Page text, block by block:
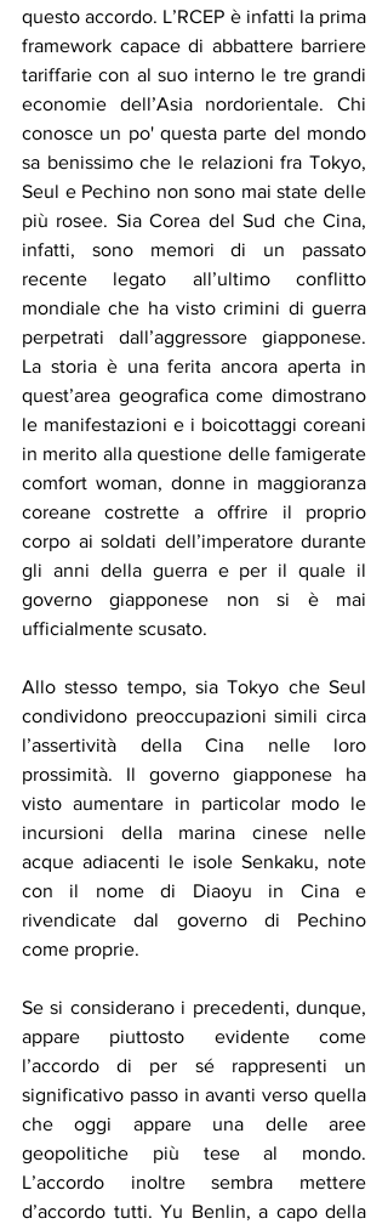
questo accordo. L’RCEP è infatti la prima
framework capace di abbattere barriere
tariffarie con al suo interno le tre grandi
economie dell’Asia nordorientale. Chi
conosce un po' questa parte del mondo
sa benissimo che le relazioni fra Tokyo,
Seul e Pechino non sono mai state delle
più rosee. Sia Corea del Sud che Cina,
infatti, sono memori di un passato
recente legato all’ultimo conflitto
mondiale che ha visto crimini di guerra
perpetrati dall’aggressore giapponese.
La storia è una ferita ancora aperta in
quest’area geografica come dimostrano
le manifestazioni e i boicottaggi coreani
in merito alla questione delle famigerate
comfort woman, donne in maggioranza
coreane costrette a offrire il proprio
corpo ai soldati dell’imperatore durante
gli anni della guerra e per il quale il
governo giapponese non si è mai
ufficialmente scusato.
Allo stesso tempo, sia Tokyo che Seul
condividono preoccupazioni simili circa
l’assertività della Cina nelle loro
prossimità. Il governo giapponese ha
visto aumentare in particolar modo le
incursioni della marina cinese nelle
acque adiacenti le isole Senkaku, note
con il nome di Diaoyu in Cina e
rivendicate dal governo di Pechino
come proprie.
Se si considerano i precedenti, dunque,
appare piuttosto evidente come
l’accordo di per sé rappresenti un
significativo passo in avanti verso quella
che oggi appare una delle aree
geopolitiche più tese al mondo.
L’accordo inoltre sembra mettere
d’accordo tutti. Yu Benlin, a capo della